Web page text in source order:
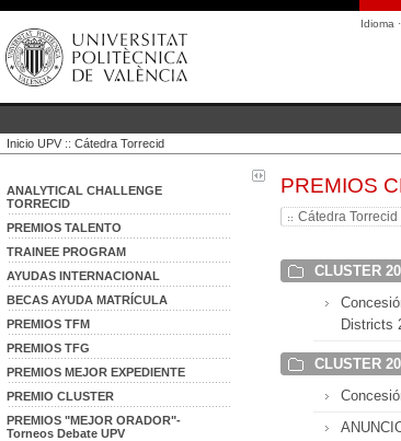
Idioma
Inicio UPV :: Cátedra Torrecid
ANALYTICAL CHALLENGE
TORRECID
PREMIOS TALENTO
TRAINEE PROGRAM
AYUDAS INTERNACIONAL
BECAS AYUDA MATRÍCULA
PREMIOS TFM
PREMIOS TFG
PREMIOS MEJOR EXPEDIENTE
PREMIO CLUSTER
PREMIOS "MEJOR ORADOR"-
Torneos Debate UPV
PREMIOS
Cátedra Torrecid
CLUSTER
Districts
CLUSTER